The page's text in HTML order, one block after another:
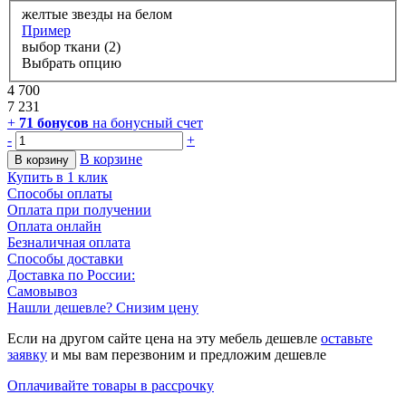
желтые звезды на белом
Пример
выбор ткани (2)
Выбрать опцию
4 700
7 231
+ 71 бонусов на бонусный счет
-
+
В корзину
В корзине
Купить в 1 клик
Способы оплаты
Оплата при получении
Оплата онлайн
Безналичная оплата
Способы доставки
Доставка по России:
Самовывоз
Нашли дешевле? Снизим цену
Если на другом сайте цена на эту мебель дешевле оставьте
заявку и мы вам перезвоним и предложим дешевле
Оплачивайте товары в рассрочку